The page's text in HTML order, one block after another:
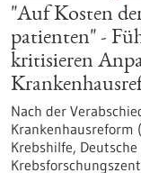
"Auf Kosten
patienten" -
kritisieren
Nach der
Krankenhausreform
Krebshilfe,